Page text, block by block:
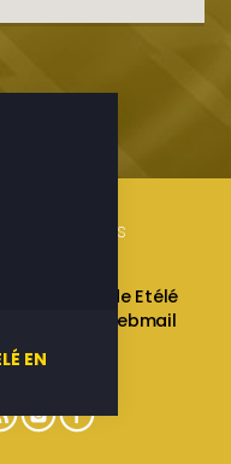
Tous droits
L’équipe de Etélé
Webmail
EN